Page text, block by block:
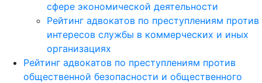
сфере экономической деятельности
Рейтинг адвокатов по преступлениям против
интересов службы в коммерческих и иных
организациях
Рейтинг адвокатов по преступлениям против
общественной безопасности и общественного